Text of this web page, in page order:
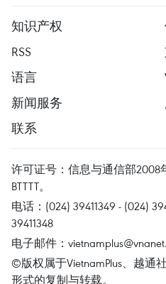
知识产权
RSS
语言
新闻服务
联系
许可证号：信息与通信部2008
BTTTT。
电话：(024) 39411349 - (024)
39411348
电子邮件：
©版权属于VietnamPlus、越通
形式的复制与转载。